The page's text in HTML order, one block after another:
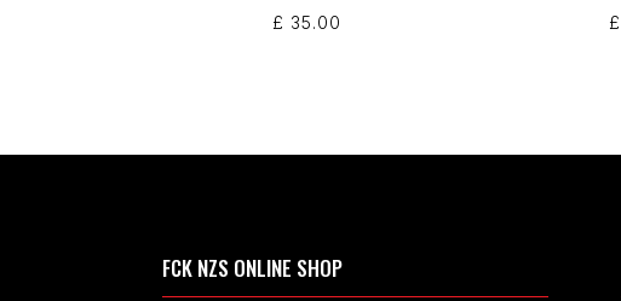
£ 35.00 £
FCK NZS ONLINE SHOP